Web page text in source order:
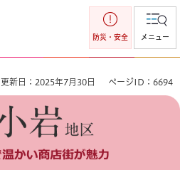
防災・安全 メニュー
更新日：2025年7月30日 ページID：6694